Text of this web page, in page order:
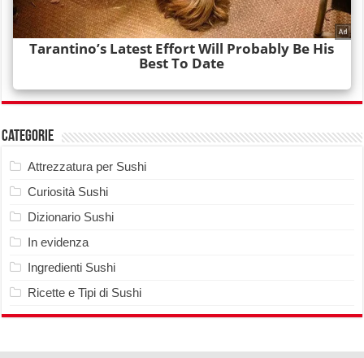
Categorie
Attrezzatura per Sushi
Curiosità Sushi
Dizionario Sushi
In evidenza
Ingredienti Sushi
Ricette e Tipi di Sushi